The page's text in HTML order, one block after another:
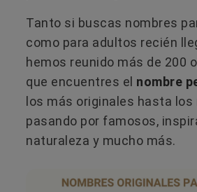
Tanto si buscas nombres
como para adultos recién
hemos reunido más de 200
que encuentres el nombre
los más originales hasta
pasando por famosos,
naturaleza y mucho más.